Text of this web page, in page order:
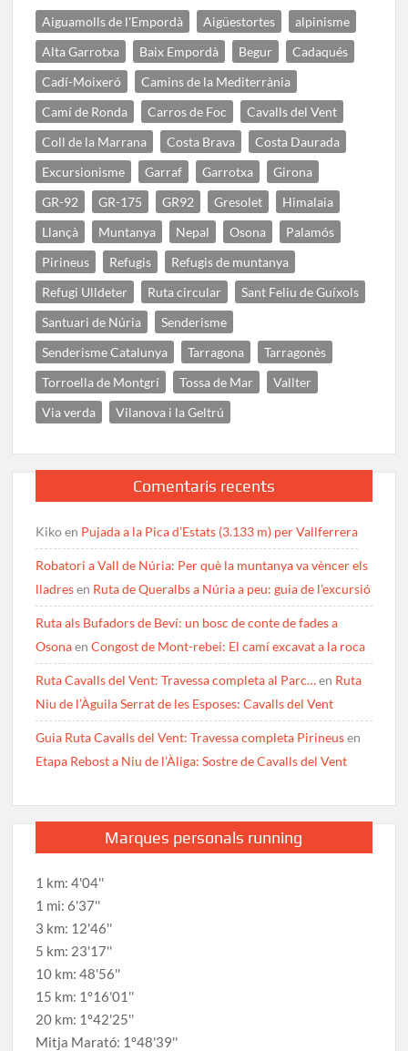
Aiguamolls de l'Empordà Aigüestortes
alpinisme
Alta Garrotxa
Baix Empordà Begur
Cadaqués
Cadí-Moixeró
Camins de la Mediterrània
Camí de Ronda
Carros de Foc
Cavalls del Vent
Coll de la Marrana
Costa Brava
Costa Daurada
Excursionisme
Garraf Garrotxa
Girona
GR-92
GR-175 GR92 Gresolet
Himalaia
Llançà
Muntanya Nepal Osona
Palamós
Pirineus
Refugis
Refugis de muntanya
Refugi Ulldeter
Ruta circular
Sant Feliu de Guíxols
Santuari de Núria
Senderisme
Senderisme Catalunya
Tarragona
Tarragonès
Torroella de Montgrí
Tossa de Mar
Vallter
Via verda
Vilanova i la Geltrú
Comentaris recents
Kikoen Pujada a la Pica d’Estats (3.133 m) per Vallferrera
Robatori a Vall de Núria: Per què la muntanya va vèncer els
lladresen Ruta de Queralbs a Núria a peu: guia de l’excursió
Ruta als Bufadors de Beví: un bosc de conte de fades a
OsonaenCongost de Mont-rebei: El camí excavat a la roca
Ruta Cavalls del Vent: Travessa completa al Parc…en Ruta
Niu de l’Àguila Serrat de les Esposes: Cavalls del Vent
Guia Ruta Cavalls del Vent: Travessa completa Pirineusen
Etapa Rebost a Niu de l’Àliga: Sostre de Cavalls del Vent
Marques personals running
1 km: 4'04''
1 mi: 6'37''
3 km: 12'46''
5 km: 23'17''
10 km: 48'56''
15 km: 1º16'01''
20 km: 1º42'25''
Mitja Marató: 1º48'39''